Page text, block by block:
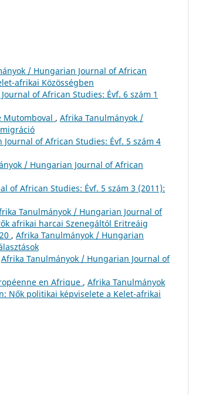
/ Hungarian Journal of African
afrikai Közösségben
of African Studies: Évf. 6 szám 1
Mutomboval , Afrika Tanulmányok /
of African Studies: Évf. 5 szám 4
/ Hungarian Journal of African
of African Studies: Évf. 5 szám 3 (2011):
Tanulmányok / Hungarian Journal of
afrikai harcai Szenegáltól Eritreáig
, Afrika Tanulmányok / Hungarian
Afrika Tanulmányok / Hungarian Journal of
en Afrique , Afrika Tanulmányok
Nők politikai képviselete a Kelet-afrikai